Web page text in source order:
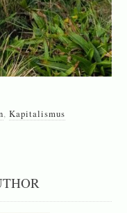
, Kapitalismus